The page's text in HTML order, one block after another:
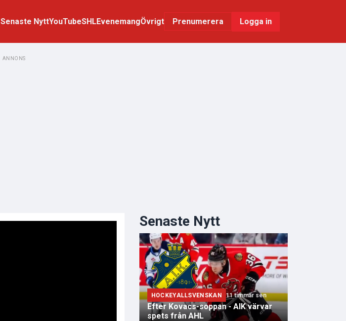
Senaste NyttYouTubeSHLEvenemangÖvrigt Prenumerera Logga in
ANNONS
Senaste Nytt
HOCKEYALLSVENSKAN 11 timmar sen
Efter Kovacs-soppan - AIK värvar
spets från AHL